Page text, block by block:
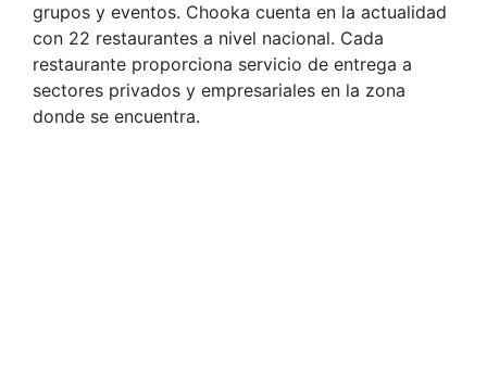
grupos y eventos. Chooka cuenta en la actualidad
con 22 restaurantes a nivel nacional. Cada
restaurante proporciona servicio de entrega a
sectores privados y empresariales en la zona
donde se encuentra.